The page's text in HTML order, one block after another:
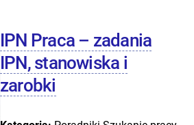
IPN Praca – zadania
IPN, stanowiska i
zarobki